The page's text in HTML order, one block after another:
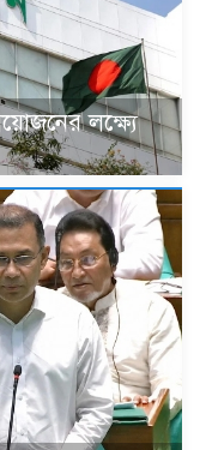
লক্ষ্যে